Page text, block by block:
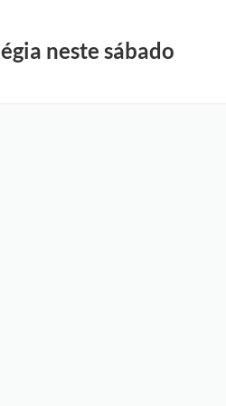
neste sábado